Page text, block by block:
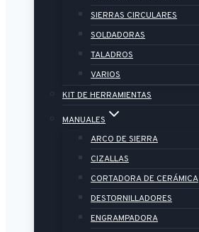
SIERRAS CIRCULARES
SOLDADORAS
TALADROS
VARIOS
KIT DE HERRAMIENTAS
MANUALES
ARCO DE SIERRA
CIZALLAS
CORTADORA DE CERÁMICA
DESTORNILLADORES
ENGRAMPADORA